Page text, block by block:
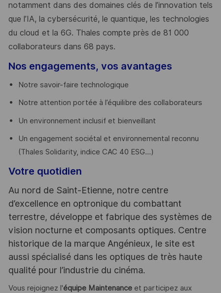
notamment dans des domaines clés de l’innovation tels
que l’IA, la cybersécurité, le quantique, les technologies
du cloud et la 6G. Thales compte près de 81 000
collaborateurs dans 68 pays.
Nos engagements, vos avantages
Notre savoir-faire technologique
Notre attention portée à l’équilibre des collaborateurs
Un environnement inclusif et bienveillant
Un engagement sociétal et environnemental reconnu
(Thales Solidarity, indice CAC 40 ESG…)
Votre quotidien
Au nord de Saint-Etienne, notre centre
d’excellence en optronique du combattant
terrestre, développe et fabrique des systèmes de
vision nocturne et composants optiques. Centre
historique de la marque Angénieux, le site est
aussi spécialisé dans les optiques de très haute
qualité pour l’industrie du cinéma.
Vous rejoignez l'équipe Maintenanceet participez aux